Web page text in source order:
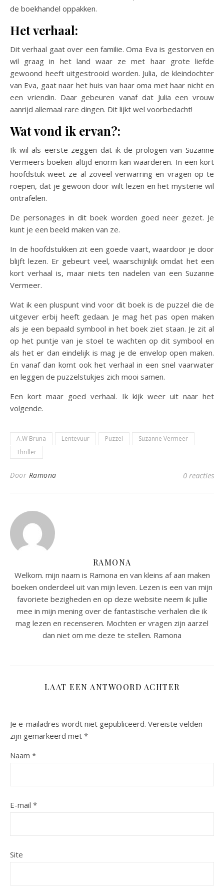
de boekhandel oppakken.
Het verhaal:
Dit verhaal gaat over een familie. Oma Eva is gestorven en
wil graag in het land waar ze met haar grote liefde
gewoond heeft uitgestrooid worden. Julia, de kleindochter
van Eva, gaat naar het huis van haar oma met haar nicht en
een vriendin. Daar gebeuren vanaf dat Julia een vrouw
aanrijd allemaal rare dingen. Dit lijkt wel voorbedacht!
Wat vond ik ervan?:
Ik wil als eerste zeggen dat ik de prologen van Suzanne
Vermeers boeken altijd enorm kan waarderen. In een kort
hoofdstuk weet ze al zoveel verwarring en vragen op te
roepen, dat je gewoon door wilt lezen en het mysterie wil
ontrafelen.
De personages in dit boek worden goed neer gezet. Je
kunt je een beeld maken van ze.
In de hoofdstukken zit een goede vaart, waardoor je door
blijft lezen. Er gebeurt veel, waarschijnlijk omdat het een
kort verhaal is, maar niets ten nadelen van een Suzanne
Vermeer.
Wat ik een pluspunt vind voor dit boek is de puzzel die de
uitgever erbij heeft gedaan. Je mag het pas open maken
als je een bepaald symbool in het boek ziet staan. Je zit al
op het puntje van je stoel te wachten op dit symbool en
als het er dan eindelijk is mag je de envelop open maken.
En vanaf dan komt ook het verhaal in een snel vaarwater
en leggen de puzzelstukjes zich mooi samen.
Een kort maar goed verhaal. Ik kijk weer uit naar het
volgende.
A.W Bruna Lentevuur Puzzel
Suzanne Vermeer
Thriller
Door Ramona 0 reacties
RAMONA
Welkom. mijn naam is Ramona en van kleins af aan maken
boeken onderdeel uit van mijn leven. Lezen is een van mijn
favoriete bezigheden en op deze website neem ik jullie
mee in mijn mening over de fantastische verhalen die ik
mag lezen en recenseren. Mochten er vragen zijn aarzel
dan niet om me deze te stellen. Ramona
LAAT EEN ANTWOORD ACHTER
Je e-mailadres wordt niet gepubliceerd. Vereiste velden
zijn gemarkeerd met *
Naam *
E-mail *
Site